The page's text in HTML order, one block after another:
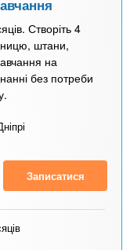
Створіть 4
штани,
на
без потреби
Записатися